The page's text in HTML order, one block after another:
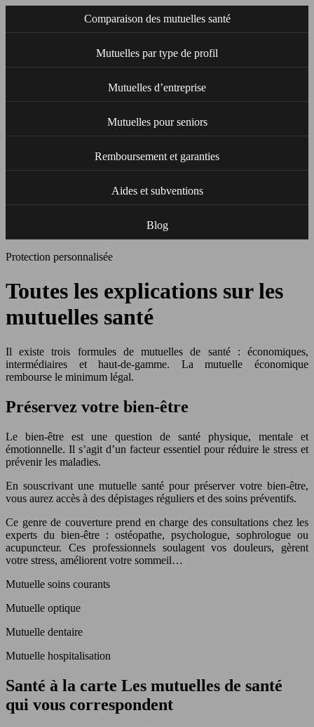
Comparaison des mutuelles santé
Mutuelles par type de profil
Mutuelles d’entreprise
Mutuelles pour seniors
Remboursement et garanties
Aides et subventions
Blog
Protection personnalisée
Toutes les explications sur les
mutuelles santé
Il existe trois formules de mutuelles de santé : économiques,
intermédiaires et haut-de-gamme. La mutuelle économique
rembourse le minimum légal.
Préservez votre bien-être
Le bien-être est une question de santé physique, mentale et
émotionnelle. Il s’agit d’un facteur essentiel pour réduire le stress et
prévenir les maladies.
En souscrivant une mutuelle santé pour préserver votre bien-être,
vous aurez accès à des dépistages réguliers et des soins préventifs.
Ce genre de couverture prend en charge des consultations chez les
experts du bien-être : ostéopathe, psychologue, sophrologue ou
acupuncteur. Ces professionnels soulagent vos douleurs, gèrent
votre stress, améliorent votre sommeil…
Mutuelle soins courants
Mutuelle optique
Mutuelle dentaire
Mutuelle hospitalisation
Santé à la carte Les mutuelles de santé
qui vous correspondent